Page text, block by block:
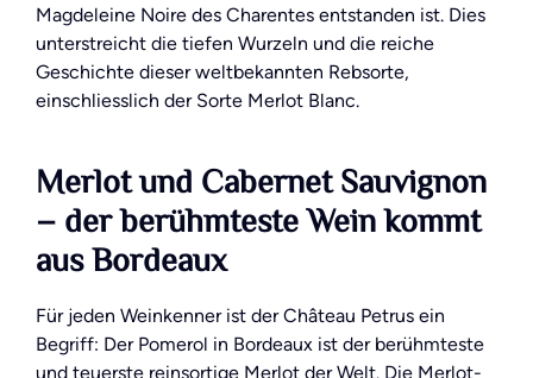
Magdeleine Noire des Charentes entstanden ist. Dies
unterstreicht die tiefen Wurzeln und die reiche
Geschichte dieser weltbekannten Rebsorte,
einschliesslich der Sorte Merlot Blanc.
Merlot und Cabernet Sauvignon
– der berühmteste Wein kommt
aus Bordeaux
Für jeden Weinkenner ist der Château Petrus ein
Begriff: Der Pomerol in Bordeaux ist der berühmteste
und teuerste reinsortige Merlot der Welt. Die Merlot-